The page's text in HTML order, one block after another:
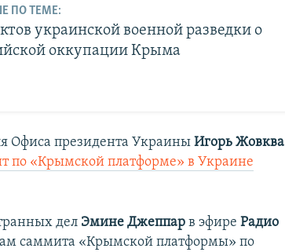
ПО ТЕМЕ:
украинской военной разведки о
оккупации Крыма
Офиса президента УкраиныИгорь Жовква
по «Крымской платформе» в Украине
дел Эмине Джеппарв эфире Радио
саммита «Крымской платформы» по